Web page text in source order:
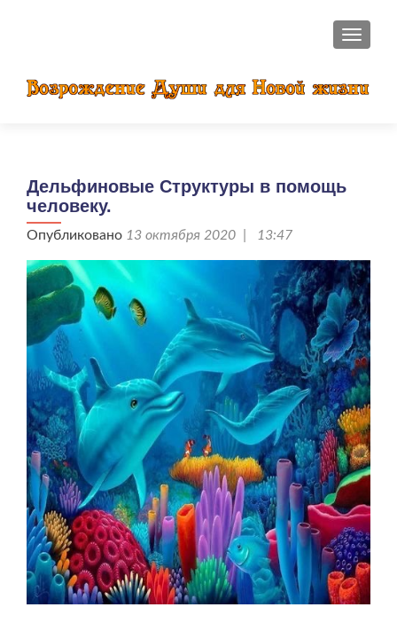
Дельфиновые Структуры в помощь
человеку.
Опубликовано 13 октября 2020 | 13:47